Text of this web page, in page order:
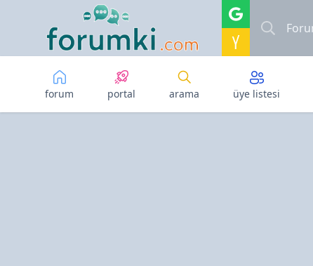
Skip to main content
forum portal arama üye listesi